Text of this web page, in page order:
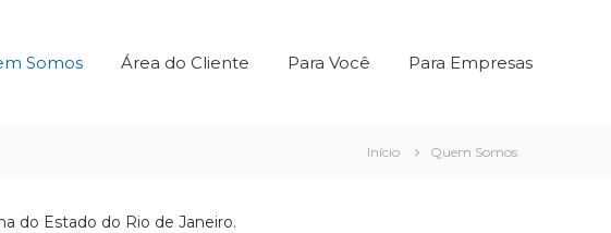
Somos Área do Cliente Para Você Para Empresas
Início Quem Somos
do Estado do Rio de Janeiro.